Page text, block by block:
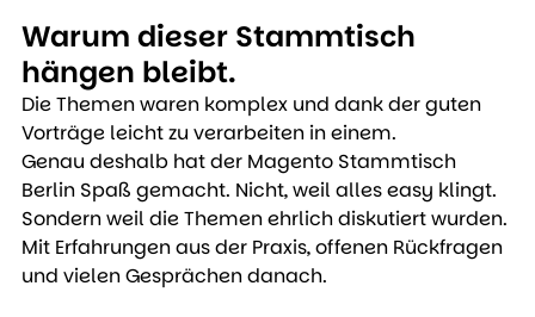
Warum dieser Stammtisch
hängen bleibt.
Die Themen waren komplex und dank der guten
Vorträge leicht zu verarbeiten in einem.
Genau deshalb hat der Magento Stammtisch
Berlin Spaß gemacht. Nicht, weil alles easy klingt.
Sondern weil die Themen ehrlich diskutiert wurden.
Mit Erfahrungen aus der Praxis, offenen Rückfragen
und vielen Gesprächen danach.